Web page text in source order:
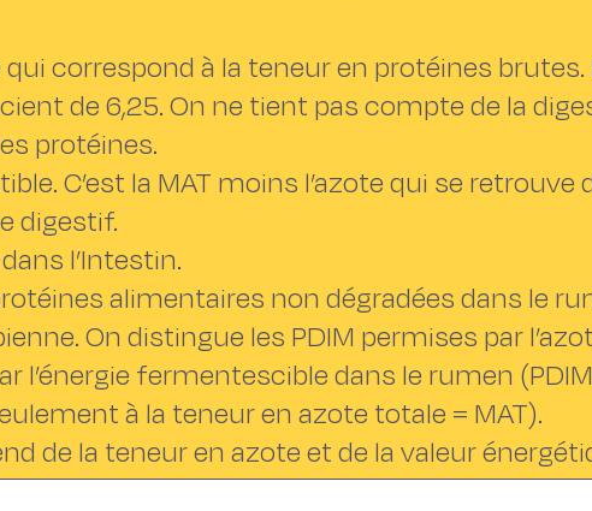
qui correspond à la teneur en protéines
de 6,25. On ne tient pas compte de la
protéines.
C’est la MAT moins l’azote qui se
digestif.
l’Intestin.
alimentaires non dégradées dans le
On distingue les PDIM permises par
l’énergie fermentescible dans le rumen
à la teneur en azote totale = MAT).
de la teneur en azote et de la valeur